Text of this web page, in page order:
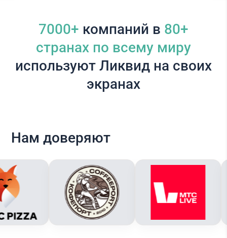
7000+ компаний в 80+
cтранах по всему миру
используют Ликвид на своих
экранах
Нам доверяют